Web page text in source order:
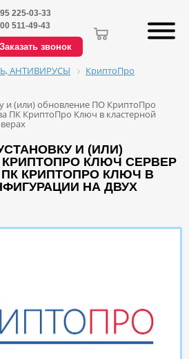
225-03-33
511-49-43
Заказать звонок
АНТИВИРУСЫ
КриптоПро
и (или) обновление ПО КриптоПро
ПК КриптоПро Ключ в кластерной
И (ИЛИ)
КЛЮЧ СЕРВЕР
ПК КРИПТОПРО КЛЮЧ В
НА ДВУХ